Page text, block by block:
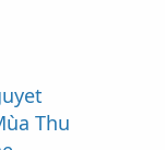
Thu